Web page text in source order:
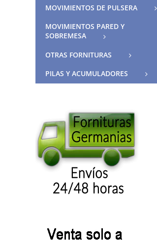
MOVIMIENTOS DE PULSERA
MOVIMIENTOS PARED Y
SOBREMESA
OTRAS FORNITURAS
PILAS Y ACUMULADORES